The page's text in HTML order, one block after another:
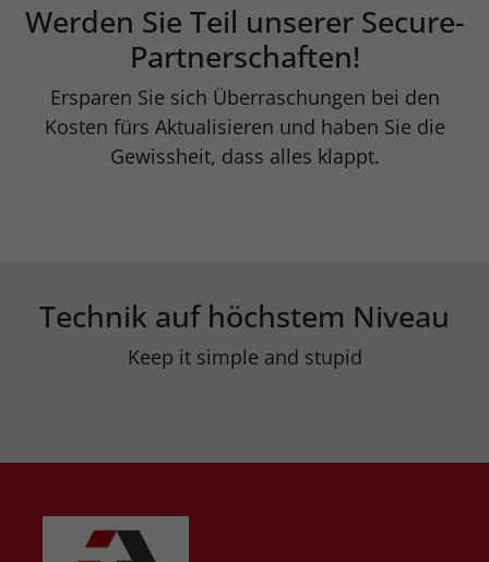
Werden Sie Teil unserer Secure-
Partnerschaften!
Ersparen Sie sich Überraschungen bei den
Kosten fürs Aktualisieren und haben Sie die
Gewissheit, dass alles klappt.
Technik auf höchstem Niveau
Keep it simple and stupid